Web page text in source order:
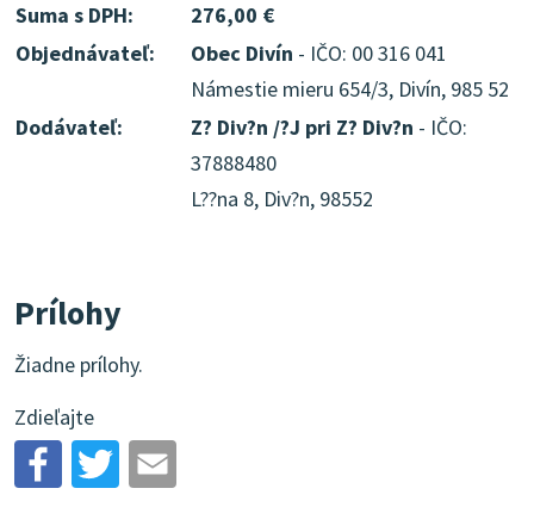
Suma s DPH:
276,00 €
Objednávateľ:
Obec Divín - IČO: 00 316 041
Námestie mieru 654/3, Divín, 985 52
Dodávateľ:
Z? Div?n /?J pri Z? Div?n - IČO:
37888480
L??na 8, Div?n, 98552
Prílohy
Žiadne prílohy.
Zdieľajte